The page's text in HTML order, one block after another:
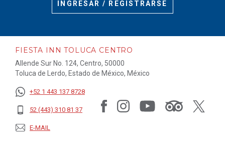
INGRESAR / REGISTRARSE
FIESTA INN TOLUCA CENTRO
Allende Sur No. 124, Centro, 50000
Toluca de Lerdo, Estado de México, México
+52 1 443 137 8728
52 (443) 310 81 37
E-MAIL